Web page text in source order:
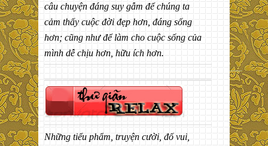
câu chuyện đáng suy gẫm để chúng ta
cảm thấy cuộc đời đẹp hơn, đáng sống
hơn; cũng như để làm cho cuộc sống của
mình dễ chịu hơn, hữu ích hơn.
Những tiểu phẩm, truyện cười, đố vui,